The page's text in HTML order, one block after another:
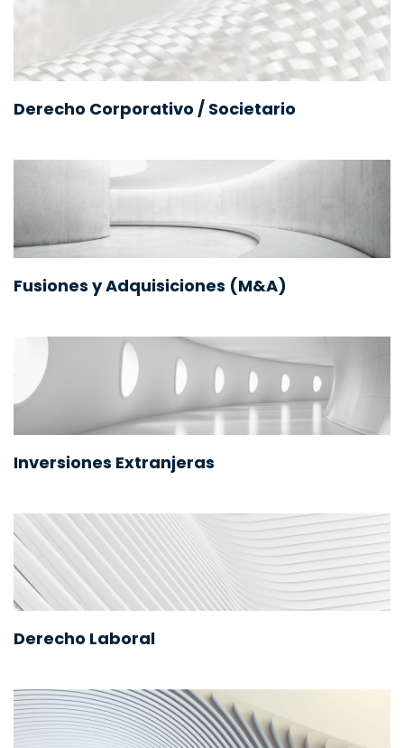
Derecho Corporativo / Societario
Fusiones y Adquisiciones (M&A)
Inversiones Extranjeras
Derecho Laboral